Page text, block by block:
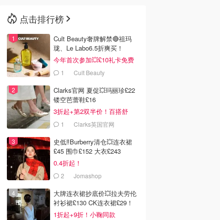
点击排行榜
Cult Beauty奢牌解禁🔴祖玛
珑、Le Labo6.5折爽买！
今年首次参加💥£10礼卡免费
拿 1 Cult Beauty
Clarks官网 夏促💥玛丽珍£22
镂空芭蕾鞋£16
3折起+第2双半价！百搭舒
服！1 Clarks英国官网
史低‼️Burberry清仓💥连衣裙
£45 围巾£152 大衣£243
0.4折起！
2 Jomashop
大牌连衣裙抄底价💥拉夫劳伦
衬衫裙£130 CK连衣裙£29！
1折起+9折！小鞠同款